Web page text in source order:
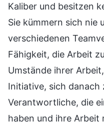
Kaliber und besitzen
Sie kümmern sich nie
verschiedenen
Fähigkeit, die Arbeit
Umstände ihrer
Initiative, sich danach
Verantwortliche, die
haben und ihre